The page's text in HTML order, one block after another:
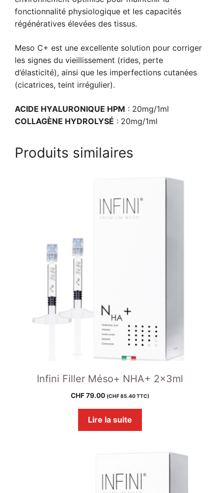
fonctionnalité physiologique et les capacités
régénératives élevées des tissus.
Meso C+ est une excellente solution pour corriger
les signes du vieillissement (rides, perte
d’élasticité), ainsi que les imperfections cutanées
(cicatrices, teint irrégulier).
ACIDE HYALURONIQUE HPM : 20mg/1ml
COLLAGÈNE HYDROLYSÉ : 20mg/1ml
Produits similaires
Infini Filler Méso+ NHA+ 2x3ml
CHF79.00 (CHF85.40TTC)
Lire la suite